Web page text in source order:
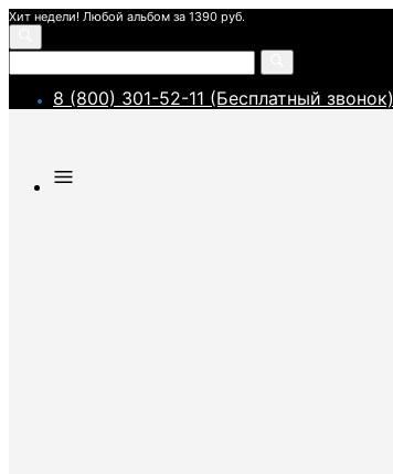
Хит недели! Любой альбом за 1390 руб.
8 (800) 301-52-11 (Бесплатный звонок)